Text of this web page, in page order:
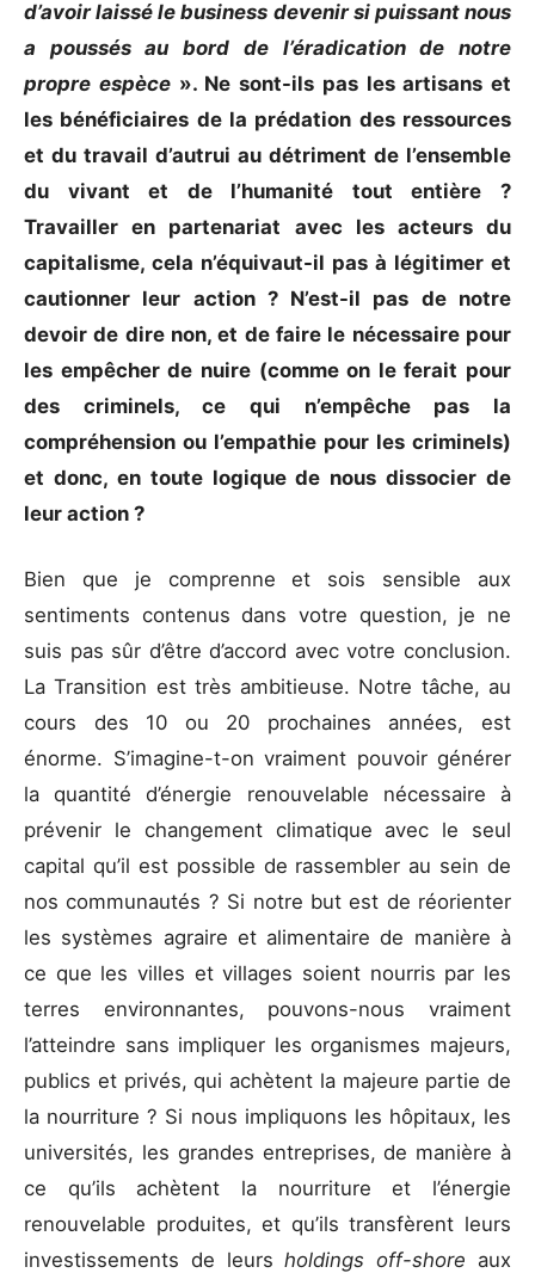
d’avoir laissé le business devenir si puissant nous
a poussés au bord de l’éradication de notre
propre espèce ». Ne sont-ils pas les artisans et
les bénéficiaires de la prédation des ressources
et du travail d’autrui au détriment de l’ensemble
du vivant et de l’humanité tout entière ?
Travailler en partenariat avec les acteurs du
capitalisme, cela n’équivaut-il pas à légitimer et
cautionner leur action ? N’est-il pas de notre
devoir de dire non, et de faire le nécessaire pour
les empêcher de nuire (comme on le ferait pour
des criminels, ce qui n’empêche pas la
compréhension ou l’empathie pour les criminels)
et donc, en toute logique de nous dissocier de
leur action ?
Bien que je comprenne et sois sensible aux
sentiments contenus dans votre question, je ne
suis pas sûr d’être d’accord avec votre conclusion.
La Transition est très ambitieuse. Notre tâche, au
cours des 10 ou 20 prochaines années, est
énorme. S’imagine-t-on vraiment pouvoir générer
la quantité d’énergie renouvelable nécessaire à
prévenir le changement climatique avec le seul
capital qu’il est possible de rassembler au sein de
nos communautés ? Si notre but est de réorienter
les systèmes agraire et alimentaire de manière à
ce que les villes et villages soient nourris par les
terres environnantes, pouvons-nous vraiment
l’atteindre sans impliquer les organismes majeurs,
publics et privés, qui achètent la majeure partie de
la nourriture ? Si nous impliquons les hôpitaux, les
universités, les grandes entreprises, de manière à
ce qu’ils achètent la nourriture et l’énergie
renouvelable produites, et qu’ils transfèrent leurs
investissements de leursholdings off-shore aux